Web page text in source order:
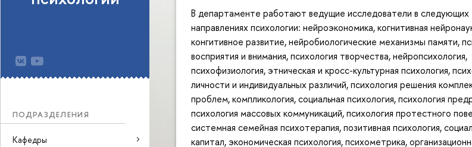
ПОДРАЗДЕЛЕНИЯ
Кафедры
В департаменте работают ведущие исследователи в следующих
направлениях психологии: нейроэкономика, когнитивная
конгитивное развитие, нейробиологические механизмы памяти,
восприятия и внимания, психология творчества, нейропсихология,
психофизиология, этническая и кросс-культурная психология,
личности и индивидуальных различий, психология решения
проблем, компликология, социальная психология, психология
психология массовых коммуникаций, психология протестного
системная семейная психотерапия, позитивная психология,
капитал, экономическая психология, психометрика,